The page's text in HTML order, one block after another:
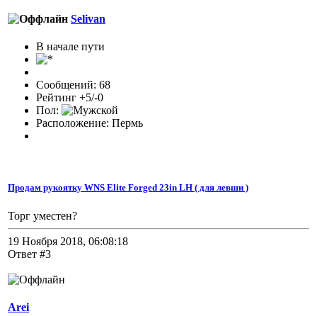
Selivan
В начале пути
Сообщений: 68
Рейтинг +5/-0
Пол:
Расположение: Пермь
Продам рукоятку WNS Elite Forged 23in LH ( для левши )
Торг уместен?
19 Ноября 2018, 06:08:18
Ответ #3
Arei